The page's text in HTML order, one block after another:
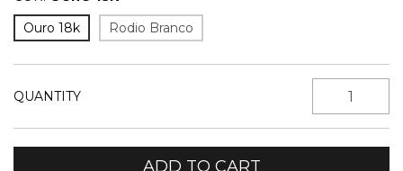
Ouro 18k
Rodio Branco
QUANTITY